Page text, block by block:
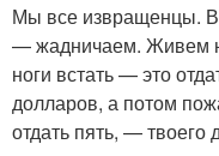
Мы все извращенцы.
— жадничаем. Живем
ноги встать — это
долларов, а потом
отдать пять, — твоего